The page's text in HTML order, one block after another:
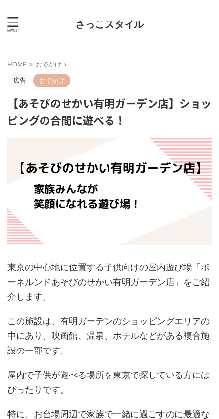
さっこスタイル
HOME > おでかけ >
広告 おでかけ
【あそびのせかい有明ガーデン店】ショッ
ピングの合間に遊べる！
東京の中心地に位置する子供向けの屋内遊び場 「ボ
ーネルンドあそびのせかい有明ガーデン店」 をご紹
介します。
この施設は、有明ガーデンのショッピングエリアの
中にあり、映画館、温泉、ホテルなどがある複合施
設の一部です。
屋内で子供が遊べる場所を東京で探している方には
ぴったりです。
特に、お台場周辺で家族で一緒に過ごすのに最適な